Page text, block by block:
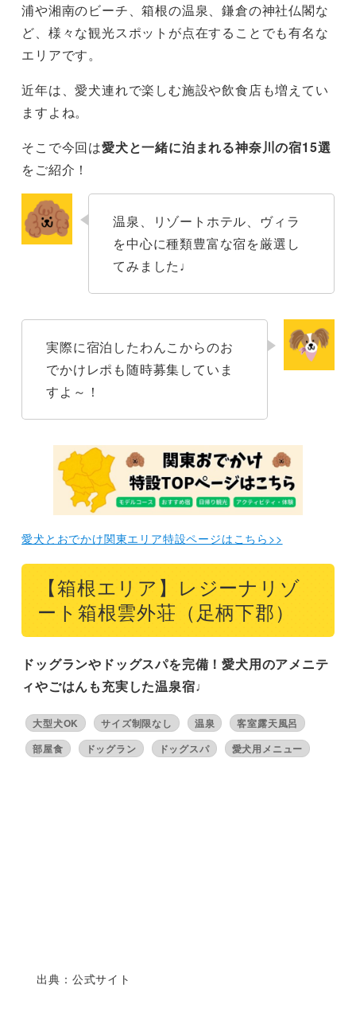
【箱根エリア】ヒルトン小田原リゾート＆スパ（小田原
【三浦半島エリア】&SUN Penthouse（横須賀市）
suite（三浦市）
【三浦半島エリア】The Canvas Hayama Park（三浦
郡）
【湘南エリア】BIRD HOTEL（鎌倉市）
まとめ
浦や湘南のビーチ、箱根の温泉、鎌倉の神社仏閣な
ど、様々な観光スポットが点在することでも有名な
エリアです。
近年は、愛犬連れで楽しむ施設や飲食店も増えてい
ますよね。
そこで今回は愛犬と一緒に泊まれる神奈川の宿15選
をご紹介！
温泉、リゾートホテル、ヴィラ
を中心に種類豊富な宿を厳選し
てみました♩
実際に宿泊したわんこからのお
でかけレポも随時募集していま
すよ～！
愛犬とおでかけ関東エリア特設ページはこちら>>
【箱根エリア】レジーナリゾ
ート箱根雲外荘（足柄下郡）
ドッグランやドッグスパを完備！愛犬用のアメニテ
ィやごはんも充実した温泉宿♩
大型犬OK サイズ制限なし 温泉
客室露天風呂
部屋食
ドッグラン ドッグスパ 愛犬用メニュー
出典：公式サイト